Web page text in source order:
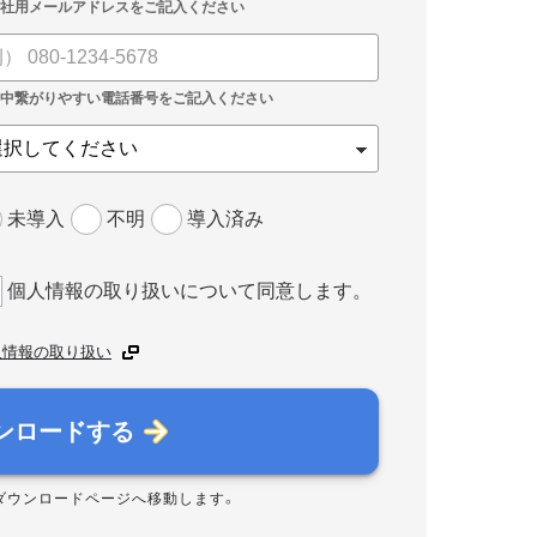
未導入 不明 導入済み
個人情報の取り扱いについて同意します。
報の取り扱い
ロードする
ウンロードページへ移動します。